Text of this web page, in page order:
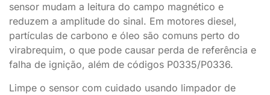
sensor mudam a leitura do campo magnético e
reduzem a amplitude do sinal. Em motores diesel,
partículas de carbono e óleo são comuns perto do
virabrequim, o que pode causar perda de referência e
falha de ignição, além de códigos P0335/P0336.
Limpe o sensor com cuidado usando limpador de